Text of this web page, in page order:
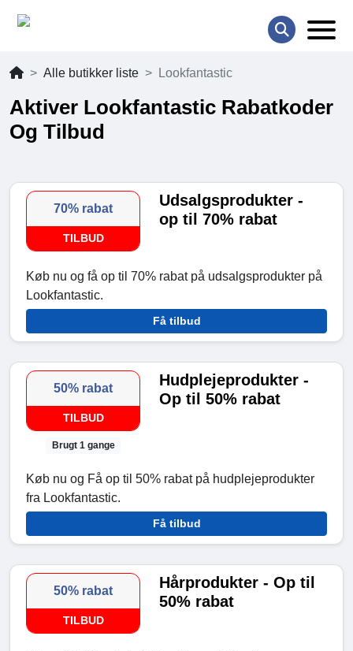
Alle butikker liste Lookfantastic
Aktiver Lookfantastic Rabatkoder
Og Tilbud
70% rabat
TILBUD
Udsalgsprodukter -
op til 70% rabat
Køb nu og få op til 70% rabat på udsalgsprodukter på
Lookfantastic.
Få tilbud
50% rabat
TILBUD
Brugt 1 gange
Hudplejeprodukter -
Op til 50% rabat
Køb nu og Få op til 50% rabat på hudplejeprodukter
fra Lookfantastic.
Få tilbud
50% rabat
TILBUD
Hårprodukter - Op til
50% rabat